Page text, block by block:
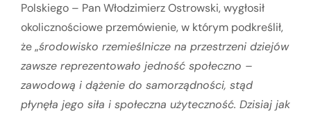
Polskiego – Pan Włodzimierz Ostrowski, wygłosił
okolicznościowe przemówienie, w którym podkreślił,
że „środowisko rzemieślnicze na przestrzeni dziejów
zawsze reprezentowało jedność społeczno –
zawodową i dążenie do samorządności, stąd
płynęła jego siła i społeczna użyteczność. Dzisiaj jak